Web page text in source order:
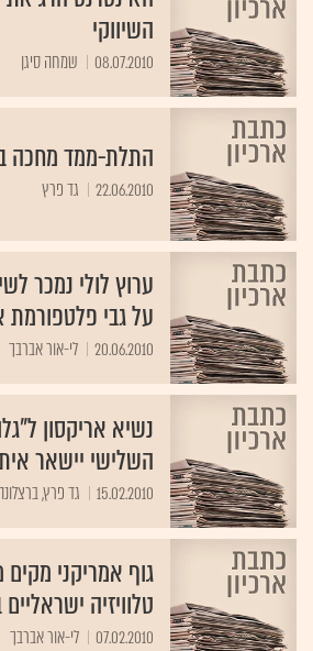
השיווקי
08.07.2010 שמחה סיגן
התלת-ממד מחכה
22.06.2010 גד פרץ
ערוץ לולי נמכר
על גבי פלטפורמת
20.06.2010 לי-אור אברבך
נשיא אריקסון
השלישי יישאר
15.02.2010 גד פרץ,
גוף אמריקני מקים
טלוויזיה
07.02.2010 לי-אור אברבך